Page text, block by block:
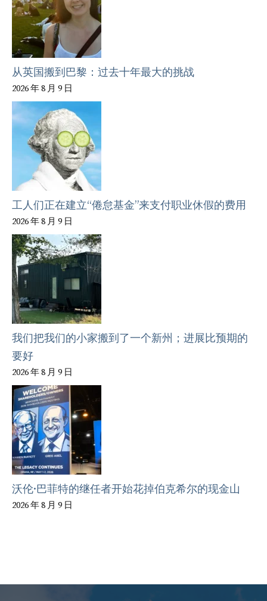
从英国搬到巴黎：过去十年最大的挑战
2026 年 8 月 9 日
工人们正在建立“倦怠基金”来支付职业休假的费用
2026 年 8 月 9 日
我们把我们的小家搬到了一个新州；进展比预期的
要好
2026 年 8 月 9 日
沃伦·巴菲特的继任者开始花掉伯克希尔的现金山
2026 年 8 月 9 日